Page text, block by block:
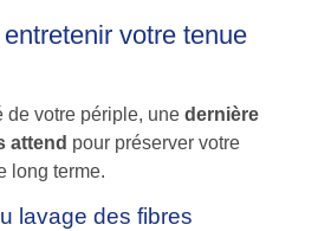
votre tenue
de votre périple, une dernière
attend pour préserver votre
long terme.
lavage des fibres